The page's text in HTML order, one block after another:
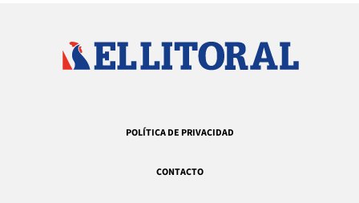
POLÍTICA DE PRIVACIDAD
CONTACTO